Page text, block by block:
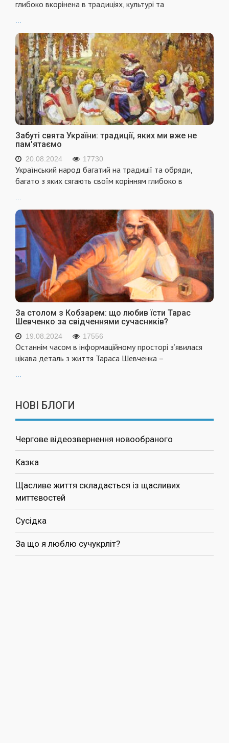
глибоко вкорінена в традиціях, культурі та
Забуті свята України: традиції, яких ми вже не
пам'ятаємо
20.08.2024 17730
Український народ багатий на традиції та обряди,
багато з яких сягають своїм корінням глибоко в
За столом з Кобзарем: що любив їсти Тарас
Шевченко за свідченнями сучасників?
19.08.2024 17556
Останнім часом в інформаційному просторі з’явилася
цікава деталь з життя Тараса Шевченка –
НОВІ БЛОГИ
Чергове відеозвернення новообраного
Казка
Щасливе життя складається із щасливих
миттєвостей
Сусідка
За що я люблю сучукрліт?